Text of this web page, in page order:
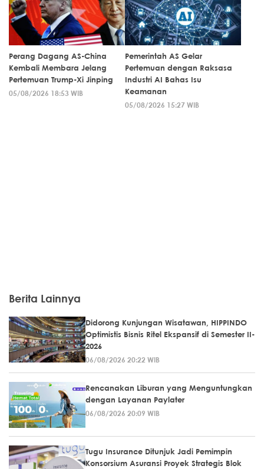
Perang Dagang AS-China
Kembali Membara Jelang
Pertemuan Trump-Xi Jinping
05/08/2026 18:53 WIB
Pemerintah AS Gelar
Pertemuan dengan Raksasa
Industri AI Bahas Isu
Keamanan
05/08/2026 15:27 WIB
Berita Lainnya
Didorong Kunjungan Wisatawan, HIPPINDO
Optimistis Bisnis Ritel Ekspansif di Semester II-
2026
06/08/2026 20:22 WIB
Rencanakan Liburan yang Menguntungkan
dengan Layanan Paylater
06/08/2026 20:09 WIB
Tugu Insurance Ditunjuk Jadi Pemimpin
Konsorsium Asuransi Proyek Strategis Blok